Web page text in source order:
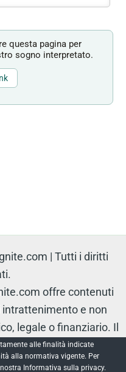
questa pagina per
sogno interpretato.
| Tutti i diritti
offre contenuti
e non
legale o finanziario. Il
essere riprodotto senza
alle finalità indicate
alla normativa vigente. Per
Informativa sulla privacy.